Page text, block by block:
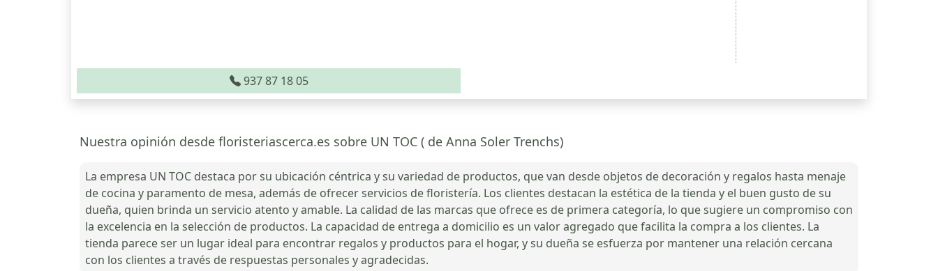
937 87 18 05
Nuestra opinión desde floristeriascerca.es sobre UN TOC ( de Anna Soler Trenchs)
La empresa UN TOC destaca por su ubicación céntrica y su variedad de productos, que van desde objetos de decoración y regalos hasta menaje
de cocina y paramento de mesa, además de ofrecer servicios de floristería. Los clientes destacan la estética de la tienda y el buen gusto de su
dueña, quien brinda un servicio atento y amable. La calidad de las marcas que ofrece es de primera categoría, lo que sugiere un compromiso con
la excelencia en la selección de productos. La capacidad de entrega a domicilio es un valor agregado que facilita la compra a los clientes. La
tienda parece ser un lugar ideal para encontrar regalos y productos para el hogar, y su dueña se esfuerza por mantener una relación cercana
con los clientes a través de respuestas personales y agradecidas.